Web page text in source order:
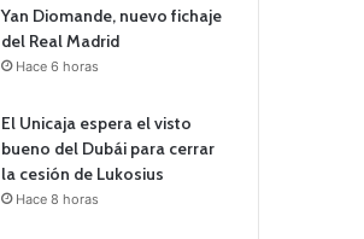
Yan Diomande, nuevo fichaje
del Real Madrid
Hace 6 horas
El Unicaja espera el visto
bueno del Dubái para cerrar
la cesión de Lukosius
Hace 8 horas